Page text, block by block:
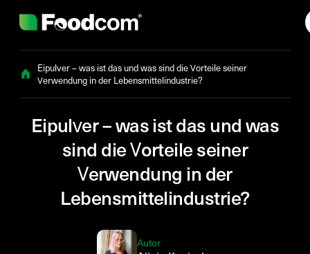
Eipulver – was ist das und was sind die Vorteile seiner
Verwendung in der Lebensmittelindustrie?
Eipulver – was ist das und was
sind die Vorteile seiner
Verwendung in der
Lebensmittelindustrie?
Autor